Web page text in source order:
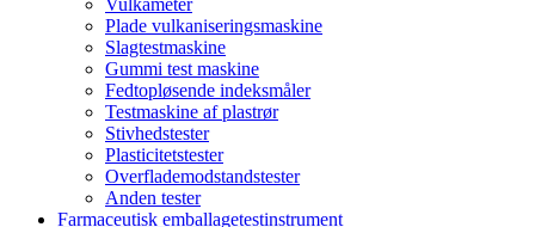
Plade vulkaniseringsmaskine
Slagtestmaskine
Gummi test maskine
Fedtopløsende indeksmåler
Testmaskine af plastrør
Stivhedstester
Plasticitetstester
Overflademodstandstester
Anden tester
Farmaceutisk emballagetestinstrument